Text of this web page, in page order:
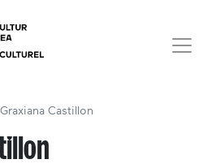
Graxiana Castillon